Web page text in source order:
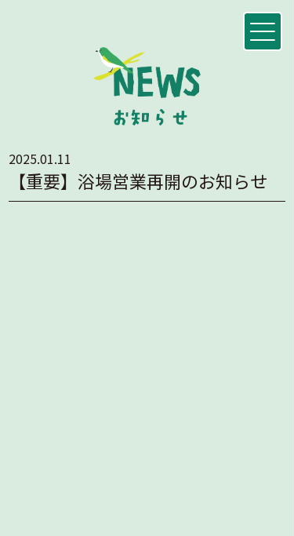
2025.01.11
【重要】浴場営業再開のお知らせ